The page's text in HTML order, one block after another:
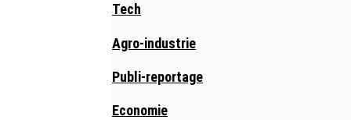
Tech
Agro-industrie
Publi-reportage
Economie